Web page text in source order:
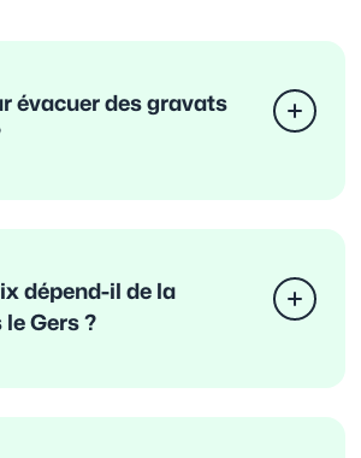
évacuer des gravats
dépend-il de la
Gers ?